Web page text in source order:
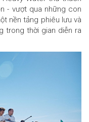
- vượt qua những con
nền tảng phiêu lưu và
trong thời gian diễn ra